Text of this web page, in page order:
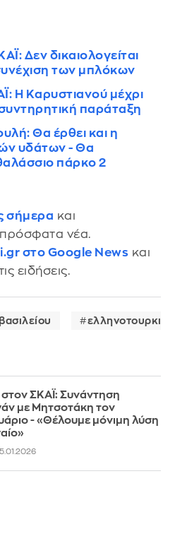
Δεν δικαιολογείται
των μπλόκων
Η Καρυστιανού μέχρι
συντηρητική παράταξη
Θα έρθει και η
υδάτων - Θα
πάρκο 2
σήμερα και
πρόσφατα νέα.
στο Google News και
ειδήσεις.
στον ΣΚΑΪ: Συνάντηση
με Μητσοτάκη τον
- «Θέλουμε μόνιμη λύση